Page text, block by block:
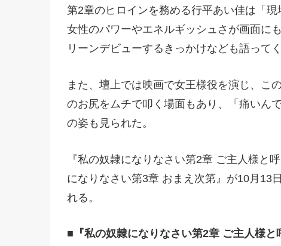
第2章のヒロインを務める行平あい佳は「
女性のパワーやエネルギッシュさが画面に
リーンデビューするきっかけなども語ってく
また、壇上では映画で女王様役を演じ、こ
のお尻をムチで叩く場面もあり、「痛いん
の姿も見られた。
『私の奴隷になりなさい第2章 ご主人様と
になりなさい第3章 おまえ次第』が10月13
れる。
■ 『私の奴隷になりなさい第2章 ご主人様